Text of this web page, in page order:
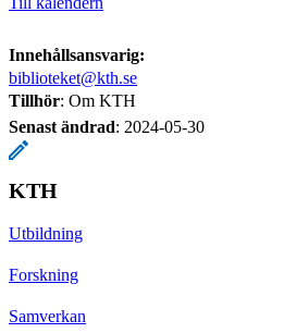
Innehållsansvarig:
biblioteket@kth.se
Tillhör: Om KTH
Senast ändrad: 2024-05-30
KTH
Utbildning
Forskning
Samverkan